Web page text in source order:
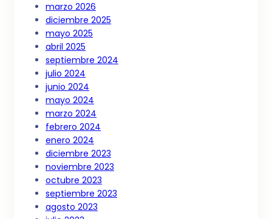
marzo 2026
diciembre 2025
mayo 2025
abril 2025
septiembre 2024
julio 2024
junio 2024
mayo 2024
marzo 2024
febrero 2024
enero 2024
diciembre 2023
noviembre 2023
octubre 2023
septiembre 2023
agosto 2023